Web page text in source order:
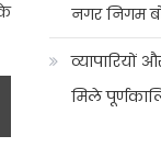
नगर निगम
व्यापारियों
मिले